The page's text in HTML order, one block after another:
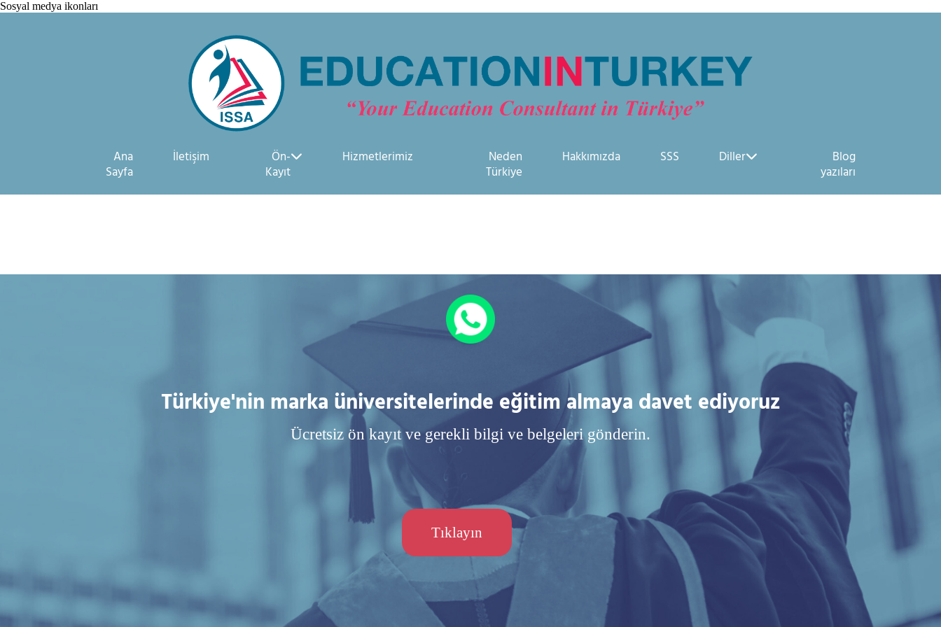
Sosyal medya ikonları
Ana
Sayfa
İletişim
Ön-
Kayıt
Hizmetlerimiz
Neden
Türkiye
Hakkımızda SSS Diller
Blog
yazıları
Türkiye'nin marka üniversitelerinde eğitim almaya davet ediyoruz
Ücretsiz ön kayıt ve gerekli bilgi ve belgeleri gönderin.
Tıklayın